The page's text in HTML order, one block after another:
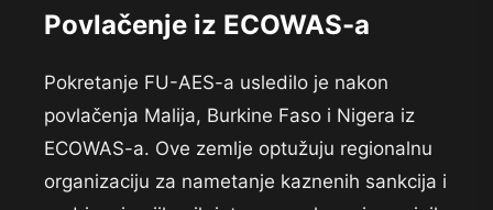
Povlačenje iz ECOWAS-a
Pokretanje FU-AES-a usledilo je nakon
povlačenja Malija, Burkine Faso i Nigera iz
ECOWAS-a. Ove zemlje optužuju regionalnu
organizaciju za nametanje kaznenih sankcija i